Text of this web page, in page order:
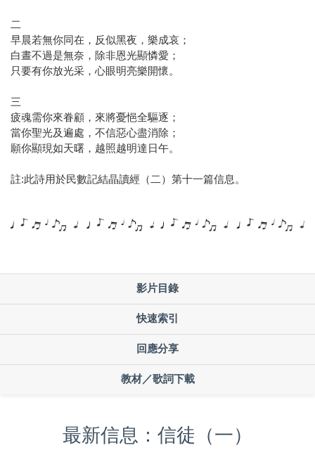
二
早晨若無你同在，反似黑夜，樂成哀；
白晝不過是無奈，除非恩光顯憐愛；
只要有你放光采，心眼明亮樂開懷。
三
疲魂需你來眷顧，來將憂悒全驅逐；
當你聖光及遍處，不信惡心盡消除；
願你顯現如天曙，越照越明達日午。
註:此詩用於民數記結晶讀經（二）第十一篇信息。
影片目錄
快速索引
回應分享
教材／歌詞下載
最新信息：信徒（一）